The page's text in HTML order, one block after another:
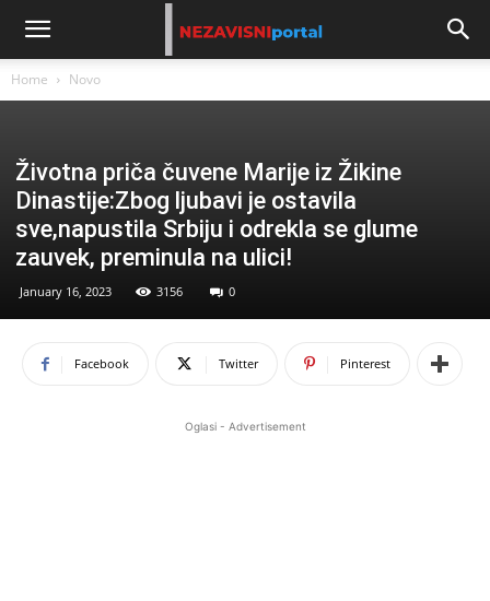
Home Novo
Životna priča čuvene Marije iz Žikine
Dinastije:Zbog ljubavi je ostavila
sve,napustila Srbiju i odrekla se glume
zauvek, preminula na ulici!
January 16, 2023 3156 0
Facebook Twitter Pinterest
Oglasi - Advertisement